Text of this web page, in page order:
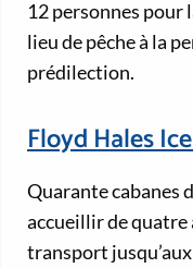
12 personnes pour
lieu de pêche à la
prédilection.
Floyd Hales
Quarante cabanes
accueillir de quatre
transport